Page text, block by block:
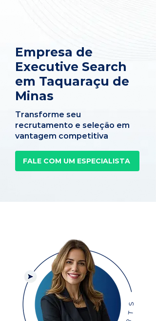
Empresa de
Executive Search
em Taquaraçu de
Minas
Transforme seu
recrutamento e seleção em
vantagem competitiva
FALE COM UM ESPECIALISTA